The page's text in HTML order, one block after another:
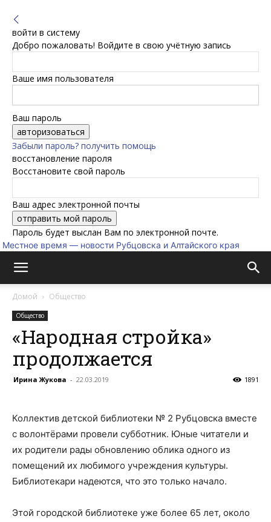
войти в систему
Добро пожаловать! Войдите в свою учётную запись
Ваше имя пользователя
Ваш пароль
Забыли пароль? получить помощь
восстановление пароля
Восстановите свой пароль
Ваш адрес электронной почты
Пароль будет выслан Вам по электронной почте.
Местное время — новости Рубцовска и Алтайского края
Домой Общество
Общество
«Народная стройка»
продолжается
Ирина Жукова - 22.03.2019 1891
Коллектив детской библиотеки № 2 Рубцовска вместе
с волонтёрами провели субботник. Юные читатели и
их родители рады обновлению облика одного из
помещений их любимого учреждения культуры.
Библиотекари надеются, что это только начало.
Этой городской библиотеке уже более 65 лет, около